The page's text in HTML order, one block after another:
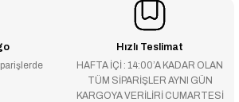
Hızlı Teslimat
HAFTA İÇİ : 14:00’A KADAR OLAN
TÜM SİPARİŞLER AYNI GÜN
KARGOYA VERİLİRİ CUMARTESİ